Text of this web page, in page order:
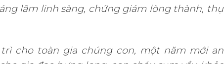
lâm linh sàng, chứng giám lòng thành, thụ
cho toàn gia chúng con, một năm mới an